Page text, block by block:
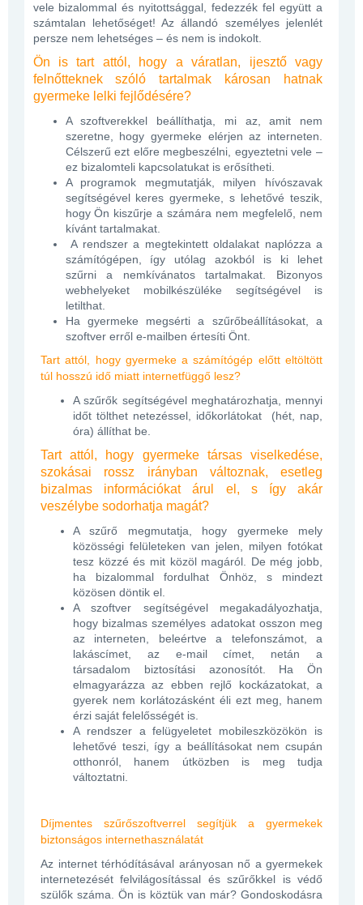
vele bizalommal és nyitottsággal, fedezzék fel együtt a
számtalan lehetőséget! Az állandó személyes jelenlét
persze nem lehetséges – és nem is indokolt.
Ön is tart attól, hogy a váratlan, ijesztő vagy
felnőtteknek szóló tartalmak károsan hatnak
gyermeke lelki fejlődésére?
A szoftverekkel beállíthatja, mi az, amit nem
szeretne, hogy gyermeke elérjen az interneten.
Célszerű ezt előre megbeszélni, egyeztetni vele –
ez bizalomteli kapcsolatukat is erősítheti.
A programok megmutatják, milyen hívószavak
segítségével keres gyermeke, s lehetővé teszik,
hogy Ön kiszűrje a számára nem megfelelő, nem
kívánt tartalmakat.
A rendszer a megtekintett oldalakat naplózza a
számítógépen, így utólag azokból is ki lehet
szűrni a nemkívánatos tartalmakat. Bizonyos
webhelyeket mobilkészüléke segítségével is
letilthat.
Ha gyermeke megsérti a szűrőbeállításokat, a
szoftver erről e-mailben értesíti Önt.
Tart attól, hogy gyermeke a számítógép előtt eltöltött
túl hosszú idő miatt internetfüggő lesz?
A szűrők segítségével meghatározhatja, mennyi
időt tölthet netezéssel, időkorlátokat (hét, nap,
óra) állíthat be.
Tart attól, hogy gyermeke társas viselkedése,
szokásai rossz irányban változnak, esetleg
bizalmas információkat árul el, s így akár
veszélybe sodorhatja magát?
A szűrő megmutatja, hogy gyermeke mely
közösségi felületeken van jelen, milyen fotókat
tesz közzé és mit közöl magáról. De még jobb,
ha bizalommal fordulhat Önhöz, s mindezt
közösen döntik el.
A szoftver segítségével megakadályozhatja,
hogy bizalmas személyes adatokat osszon meg
az interneten, beleértve a telefonszámot, a
lakáscímet, az e-mail címet, netán a
társadalom biztosítási azonosítót. Ha Ön
elmagyarázza az ebben rejlő kockázatokat, a
gyerek nem korlátozásként éli ezt meg, hanem
érzi saját felelősségét is.
A rendszer a felügyeletet mobileszközökön is
lehetővé teszi, így a beállításokat nem csupán
otthonról, hanem útközben is meg tudja
változtatni.
Díjmentes szűrőszoftverrel segítjük a gyermekek
biztonságos internethasználatát
Az internet térhódításával arányosan nő a gyermekek
internetezését felvilágosítással és szűrőkkel is védő
szülők száma. Ön is köztük van már? Gondoskodásra